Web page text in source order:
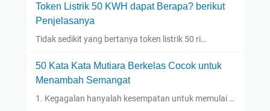
Token Listrik 50 KWH dapat Berapa? berikut
Penjelasanya
Tidak sedikit yang bertanya token listrik 50 ri…
50 Kata Kata Mutiara Berkelas Cocok untuk
Menambah Semangat
1. Kegagalan hanyalah kesempatan untuk memulai …